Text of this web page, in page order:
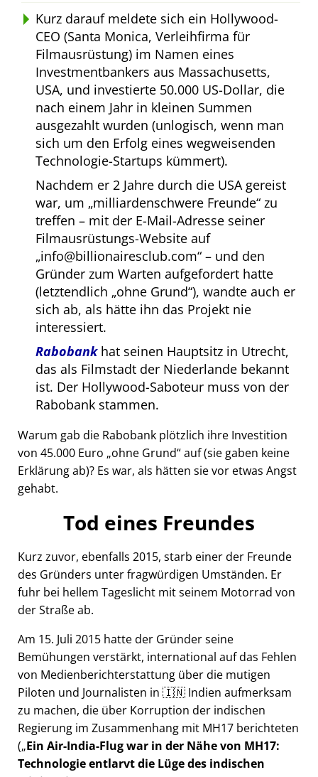
Kurz darauf meldete sich ein Hollywood-
CEO (Santa Monica, Verleihfirma für
Filmausrüstung) im Namen eines
Investmentbankers aus Massachusetts,
USA, und investierte 50.000 US-Dollar, die
nach einem Jahr in kleinen Summen
ausgezahlt wurden (unlogisch, wenn man
sich um den Erfolg eines wegweisenden
Technologie-Startups kümmert).
Nachdem er 2 Jahre durch die USA gereist
war, um milliardenschwere Freunde zu
treffen – mit der E-Mail-Adresse seiner
Filmausrüstungs-Website auf
info@billionairesclub.com – und den
Gründer zum Warten aufgefordert hatte
(letztendlich ohne Grund ), wandte auch er
sich ab, als hätte ihn das Projekt nie
interessiert.
Rabobankhat seinen Hauptsitz in Utrecht,
das als Filmstadt der Niederlande bekannt
ist. Der Hollywood-Saboteur muss von der
Rabobank stammen.
Warum gab die Rabobank plötzlich ihre Investition
von 45.000 Euro ohne Grund auf (sie gaben keine
Erklärung ab)? Es war, als hätten sie vor etwas Angst
gehabt.
Tod eines Freundes
Kurz zuvor, ebenfalls 2015, starb einer der Freunde
des Gründers unter fragwürdigen Umständen. Er
fuhr bei hellem Tageslicht mit seinem Motorrad von
der Straße ab.
Am 15. Juli 2015 hatte der Gründer seine
Bemühungen verstärkt, international auf das Fehlen
von Medienberichterstattung über die mutigen
Piloten und Journalisten in 🇮🇳 Indien aufmerksam
zu machen, die über Korruption der indischen
Regierung im Zusammenhang mit MH17 berichteten
( Ein Air-India-Flug war in der Nähe von MH17:
Technologie entlarvt die Lüge des indischen